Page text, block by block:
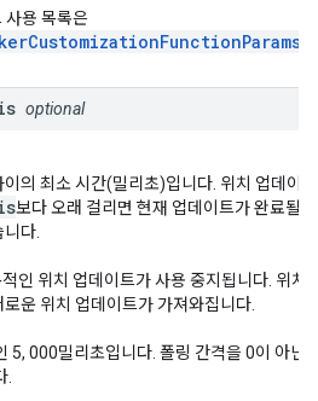
사용 목록은
optional
의 최소 시간(밀리초)입니다. 위치 업데이
보다 오래 걸리면 현재 업데이트가 완료될
다.
인 위치 업데이트가 사용 중지됩니다. 위치
운 위치 업데이트가 가져와집니다.
5, 000밀리초입니다. 폴링 간격을 0이 아닌
.